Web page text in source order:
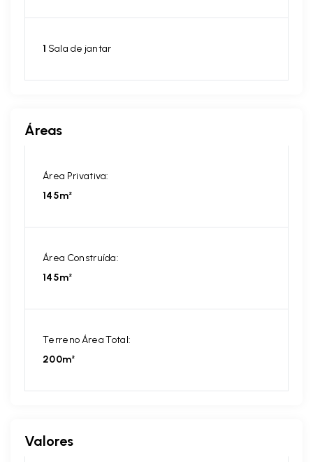
1 Sala de jantar
Áreas
Área Privativa:
145m²
Área Construída:
145m²
Terreno Área Total:
200m²
Valores